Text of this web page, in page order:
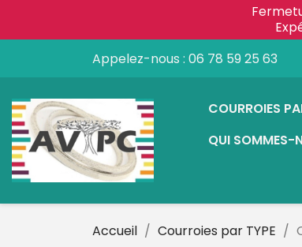
Appelez-nous : 06 78 59 25 63
COURROIES
QUI SOMMES-
Accueil Courroies par TYPE